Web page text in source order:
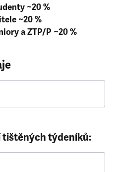
~20 %
~20 %
a ZTP/P ~20 %
tištěných týdeníků: